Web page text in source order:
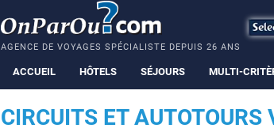
AGENCE DE VOYAGES SPÉCIALISTE DEPUIS 26 ANS
ACCUEIL HÔTELS SÉJOURS MULTI-
CIRCUITS ET AUTOTOURS